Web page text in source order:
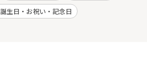
誕生日・お祝い・記念日